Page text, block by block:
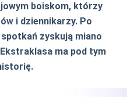
boiskom, którzy
i dziennikarzy. Po
zyskują miano
ma pod tym